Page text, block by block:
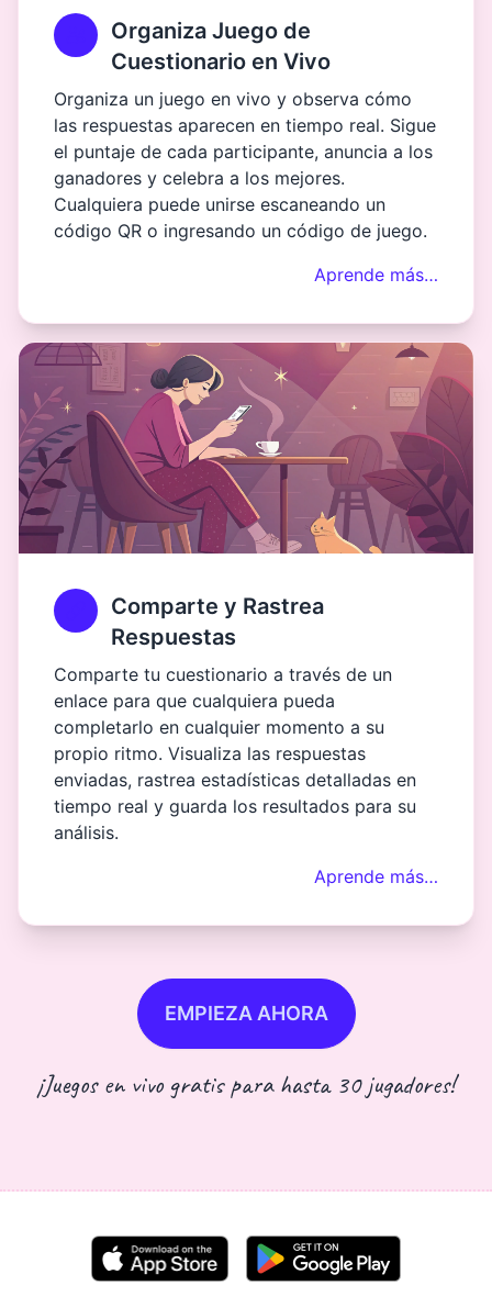
Organiza Juego de
Cuestionario en Vivo
Organiza un juego en vivo y observa cómo
las respuestas aparecen en tiempo real. Sigue
el puntaje de cada participante, anuncia a los
ganadores y celebra a los mejores.
Cualquiera puede unirse escaneando un
código QR o ingresando un código de juego.
Aprende más…
Comparte y Rastrea
Respuestas
Comparte tu cuestionario a través de un
enlace para que cualquiera pueda
completarlo en cualquier momento a su
propio ritmo. Visualiza las respuestas
enviadas, rastrea estadísticas detalladas en
tiempo real y guarda los resultados para su
análisis.
Aprende más…
EMPIEZA AHORA
¡Juegos en vivo gratis para hasta 30 jugadores!